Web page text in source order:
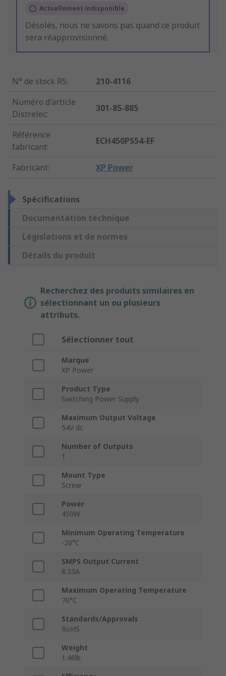
Actuellement indisponible
Désolés, nous ne savons pas quand ce produit
sera réapprovisionné.
N° de stock RS:
210-4116
Numéro d'article
Distrelec:
301-85-885
Référence
fabricant:
ECH450PS54-EF
Fabricant: XP Power
Spécifications
Documentation technique
Législations et de normes
Détails du produit
Recherchez des produits similaires en
sélectionnant un ou plusieurs
attributs.
Sélectionner tout
Marque
XP Power
Product Type
Switching Power Supply
Maximum Output Voltage
54V dc
Number of Outputs
1
Mount Type
Screw
Power
450W
Minimum Operating Temperature
-20°C
SMPS Output Current
8.33A
Maximum Operating Temperature
70°C
Standards/Approvals
RoHS
Weight
1.46lb